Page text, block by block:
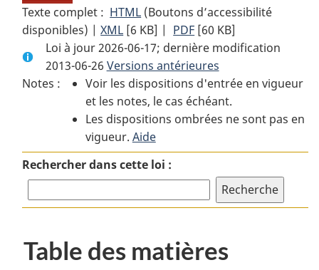
Texte complet : HTML Texte
complet
:
Loi
sur
le
ministère
des
Affaires
étrangères
du
international
(Boutons d’accessibilité
disponibles) |XML Texte
complet
:
Loi
sur
le
ministère
des
Affaires
et
Commerce
international
[6 KB] | PDF Texte
complet
:
Loi
sur
le
des
étrangères
et
Commerce
international
[60 KB]
Loi à jour 2026-06-17; dernière modification
2013-06-26 Versions antérieures
Notes :
Voir les dispositions d'entrée en vigueur
et les notes, le cas échéant.
Les dispositions ombrées ne sont pas en
vigueur. Aide
Rechercher dans cette loi :
Table des matières